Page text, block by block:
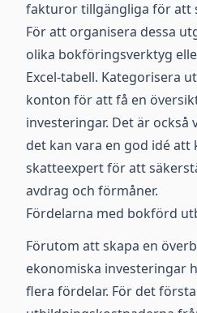
fakturor tillgängliga för att
För att organisera dessa
olika bokföringsverktyg
Excel-tabell. Kategorisera
konton för att få en
investeringar. Det är
det kan vara en god idé att
skatteexpert för att
avdrag och förmåner.
Fördelarna med bokförd
Förutom att skapa en
ekonomiska investeringar
flera fördelar. För det